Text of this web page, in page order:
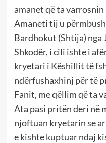
amanet që ta
Amaneti tij u
Bardhokut (Shtija) nga
Shkodër, i cili ishte i
kryetari i Këshillit të
ndërfushaxhinj për të
Fanit, me qëllim që ta
Ata pasi pritën deri në
njoftuan kryetarin se
e kishte kuptuar ndaj